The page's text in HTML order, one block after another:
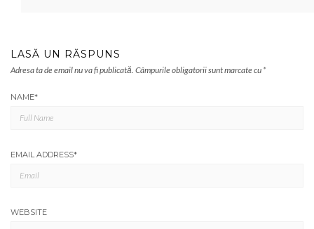
LASĂ UN RĂSPUNS
Adresa ta de email nu va fi publicată. Câmpurile obligatorii sunt marcate cu *
NAME*
EMAIL ADDRESS*
WEBSITE